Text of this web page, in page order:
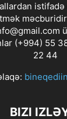
(+994) 55
22 44
BIZI